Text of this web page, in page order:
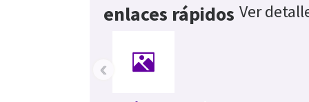
enlaces rápidos Ver
‹